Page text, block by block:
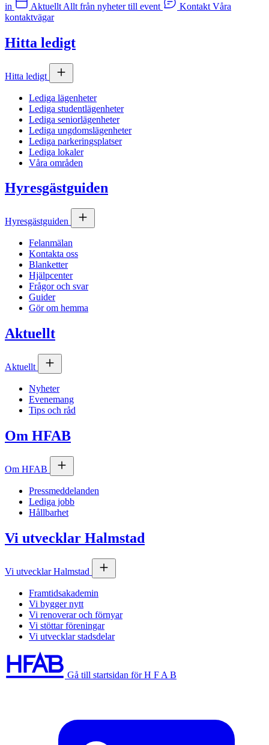
in
Aktuellt Allt från nyheter till event Kontakt Våra
kontaktvägar
Hitta ledigt
Hitta ledigt
Lediga lägenheter
Lediga studentlägenheter
Lediga seniorlägenheter
Lediga ungdomslägenheter
Lediga parkeringsplatser
Lediga lokaler
Våra områden
Hyresgästguiden
Hyresgästguiden
Felanmälan
Kontakta oss
Blanketter
Hjälpcenter
Frågor och svar
Guider
Gör om hemma
Aktuellt
Aktuellt
Nyheter
Evenemang
Tips och råd
Om HFAB
Om HFAB
Pressmeddelanden
Lediga jobb
Hållbarhet
Vi utvecklar Halmstad
Vi utvecklar Halmstad
Framtidsakademin
Vi bygger nytt
Vi renoverar och förnyar
Vi stöttar föreningar
Vi utvecklar stadsdelar
Gå till startsidan för H F A B